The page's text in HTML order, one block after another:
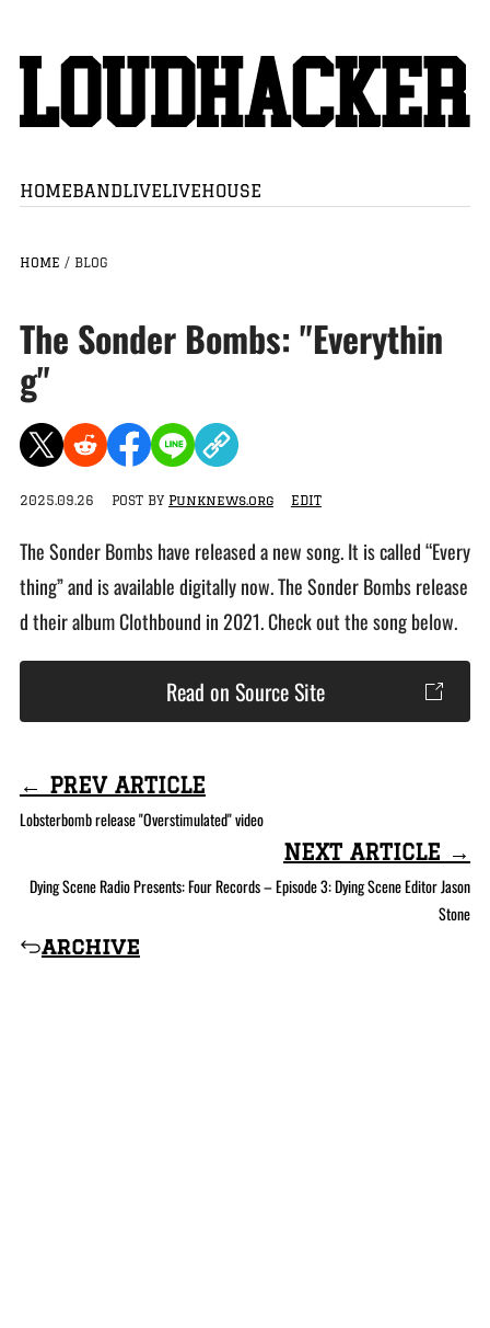
HOMEBANDLIVELIVEHOUSE
HOME / BLOG
The Sonder Bombs: "Everythin
g"
2025.09.26 POST BY Punknews.org EDIT
The Sonder Bombs have released a new song. It is called “Every
thing” and is available digitally now. The Sonder Bombs release
d their album Clothbound in 2021. Check out the song below.
Read on Source Site
← PREV ARTICLE
Lobsterbomb release "Overstimulated" video
archive
NEXT ARTICLE →
Dying Scene Radio Presents: Four Records – Episode 3: Dying Scene Editor Jason
Stone